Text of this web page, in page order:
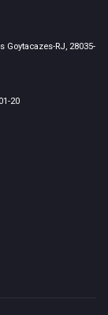
Goytacazes-RJ, 28035-
20